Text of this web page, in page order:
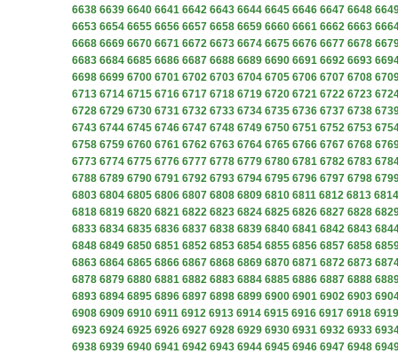
6638 6639 6640 6641 6642 6643 6644 6645 6646 6647 6648
6653 6654 6655 6656 6657 6658 6659 6660 6661 6662 6663
6668 6669 6670 6671 6672 6673 6674 6675 6676 6677 6678
6683 6684 6685 6686 6687 6688 6689 6690 6691 6692 6693
6698 6699 6700 6701 6702 6703 6704 6705 6706 6707 6708
6713 6714 6715 6716 6717 6718 6719 6720 6721 6722 6723
6728 6729 6730 6731 6732 6733 6734 6735 6736 6737 6738
6743 6744 6745 6746 6747 6748 6749 6750 6751 6752 6753
6758 6759 6760 6761 6762 6763 6764 6765 6766 6767 6768
6773 6774 6775 6776 6777 6778 6779 6780 6781 6782 6783
6788 6789 6790 6791 6792 6793 6794 6795 6796 6797 6798
6803 6804 6805 6806 6807 6808 6809 6810 6811 6812 6813 6814
6818 6819 6820 6821 6822 6823 6824 6825 6826 6827 6828
6833 6834 6835 6836 6837 6838 6839 6840 6841 6842 6843
6848 6849 6850 6851 6852 6853 6854 6855 6856 6857 6858
6863 6864 6865 6866 6867 6868 6869 6870 6871 6872 6873
6878 6879 6880 6881 6882 6883 6884 6885 6886 6887 6888
6893 6894 6895 6896 6897 6898 6899 6900 6901 6902 6903
6908 6909 6910 6911 6912 6913 6914 6915 6916 6917 6918 6919
6923 6924 6925 6926 6927 6928 6929 6930 6931 6932 6933
6938 6939 6940 6941 6942 6943 6944 6945 6946 6947 6948